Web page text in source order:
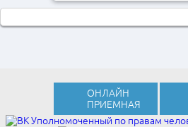
ОНЛАЙН
ПРИЕМНАЯ